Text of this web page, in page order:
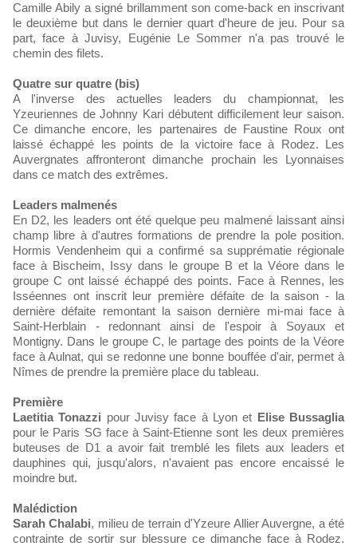
Camille Abily a signé brillamment son come-back en inscrivant
le deuxième but dans le dernier quart d'heure de jeu. Pour sa
part, face à Juvisy, Eugénie Le Sommer n'a pas trouvé le
chemin des filets.
Quatre sur quatre (bis)
A l'inverse des actuelles leaders du championnat, les
Yzeuriennes de Johnny Kari débutent difficilement leur saison.
Ce dimanche encore, les partenaires de Faustine Roux ont
laissé échappé les points de la victoire face à Rodez. Les
Auvergnates affronteront dimanche prochain les Lyonnaises
dans ce match des extrêmes.
Leaders malmenés
En D2, les leaders ont été quelque peu malmené laissant ainsi
champ libre à d'autres formations de prendre la pole position.
Hormis Vendenheim qui a confirmé sa supprématie régionale
face à Bischeim, Issy dans le groupe B et la Véore dans le
groupe C ont laissé échappé des points. Face à Rennes, les
Isséennes ont inscrit leur première défaite de la saison - la
dernière défaite remontant la saison dernière mi-mai face à
Saint-Herblain - redonnant ainsi de l'espoir à Soyaux et
Montigny. Dans le groupe C, le partage des points de la Véore
face à Aulnat, qui se redonne une bonne bouffée d'air, permet à
Nîmes de prendre la première place du tableau.
Première
Laetitia Tonazzi pour Juvisy face à Lyon et Elise Bussaglia
pour le Paris SG face à Saint-Etienne sont les deux premières
buteuses de D1 a avoir fait tremblé les filets aux leaders et
dauphines qui, jusqu'alors, n'avaient pas encore encaissé le
moindre but.
Malédiction
Sarah Chalabi, milieu de terrain d'Yzeure Allier Auvergne, a été
contrainte de sortir sur blessure ce dimanche face à Rodez.